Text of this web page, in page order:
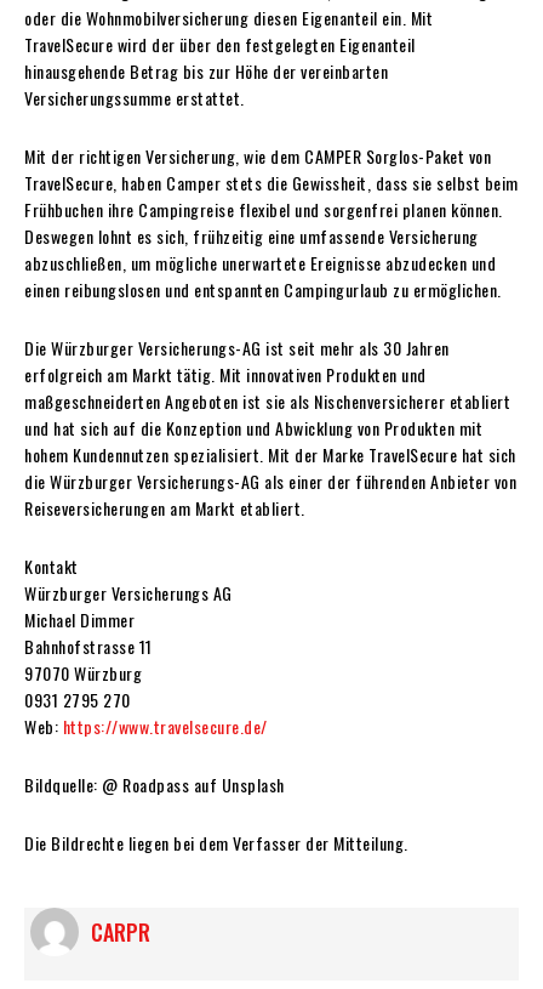
oder die Wohnmobilversicherung diesen Eigenanteil ein. Mit
TravelSecure wird der über den festgelegten Eigenanteil
hinausgehende Betrag bis zur Höhe der vereinbarten
Versicherungssumme erstattet.
Mit der richtigen Versicherung, wie dem CAMPER Sorglos-Paket von
TravelSecure, haben Camper stets die Gewissheit, dass sie selbst beim
Frühbuchen ihre Campingreise flexibel und sorgenfrei planen können.
Deswegen lohnt es sich, frühzeitig eine umfassende Versicherung
abzuschließen, um mögliche unerwartete Ereignisse abzudecken und
einen reibungslosen und entspannten Campingurlaub zu ermöglichen.
Die Würzburger Versicherungs-AG ist seit mehr als 30 Jahren
erfolgreich am Markt tätig. Mit innovativen Produkten und
maßgeschneiderten Angeboten ist sie als Nischenversicherer etabliert
und hat sich auf die Konzeption und Abwicklung von Produkten mit
hohem Kundennutzen spezialisiert. Mit der Marke TravelSecure hat sich
die Würzburger Versicherungs-AG als einer der führenden Anbieter von
Reiseversicherungen am Markt etabliert.
Kontakt
Würzburger Versicherungs AG
Michael Dimmer
Bahnhofstrasse 11
97070 Würzburg
0931 2795 270
Web: https://www.travelsecure.de/
Bildquelle: @ Roadpass auf Unsplash
Die Bildrechte liegen bei dem Verfasser der Mitteilung.
CARPR